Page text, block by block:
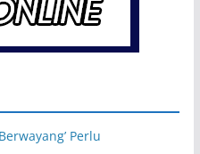
Perlu